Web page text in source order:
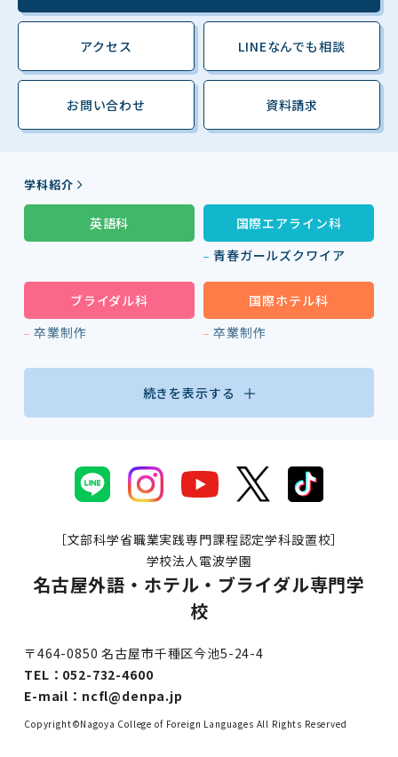
アクセス LINEなんでも相談
お問い合わせ 資料請求
学科紹介
英語科
国際エアライン科
青春ガールズクワイア
ブライダル科
卒業制作
国際ホテル科
卒業制作
続きを表示する
［文部科学省職業実践専門課程認定学科設置校］
学校法人電波学園
名古屋外語・ホテル・ブライダル専門学
校
〒464-0850 名古屋市千種区今池5-24-4
TEL： 052-732-4600
E-mail： ncfl@denpa.jp
Copyright©Nagoya College of Foreign Languages All Rights Reserved